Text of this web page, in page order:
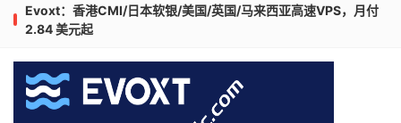
Evoxt：香港CMI/日本软银/美国/英国/马来西亚高速VPS，月付
2.84 美元起